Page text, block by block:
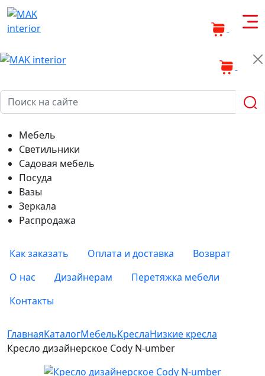
Мебель
Светильники
Садовая мебель
Посуда
Вазы
Зеркала
Распродажа
Как заказать Оплата и доставка
Возврат
О нас
Дизайнерам
Перетяжка мебели
Контакты
ГлавнаяКаталогМебельКреслаНизкие кресла
Кресло дизайнерское Cody N-umber